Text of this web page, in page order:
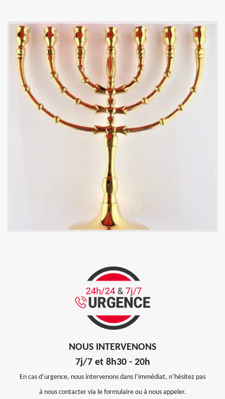
NOUS INTERVENONS
7j/7 et 8h30 - 20h
En cas d’urgence, nous intervenons dans l’immédiat, n’hésitez pas
à nous contacter via le formulaire ou à nous appeler.